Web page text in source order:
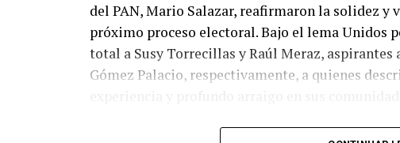
del PAN, Mario Salazar, reafirmaron la solidez
próximo proceso electoral. Bajo el lema Unidos
total a Susy Torrecillas y Raúl Meraz,
Gómez Palacio, respectivamente, a quienes
Dany Soto aseguró que la alianza entre PRI y